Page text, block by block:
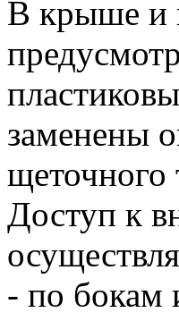
В крыше и
заменены
щеточного
Доступ к
- по бокам